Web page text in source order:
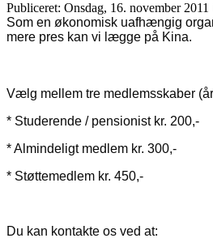
Publiceret: Onsdag, 16. november 2011
Som en økonomisk uafhængig
mere pres kan vi lægge på Kina.
Vælg mellem tre medlemsskaber
* Studerende / pensionist kr. 200,-
* Almindeligt medlem kr. 300,-
* Støttemedlem kr. 450,-
Du kan kontakte os ved at: